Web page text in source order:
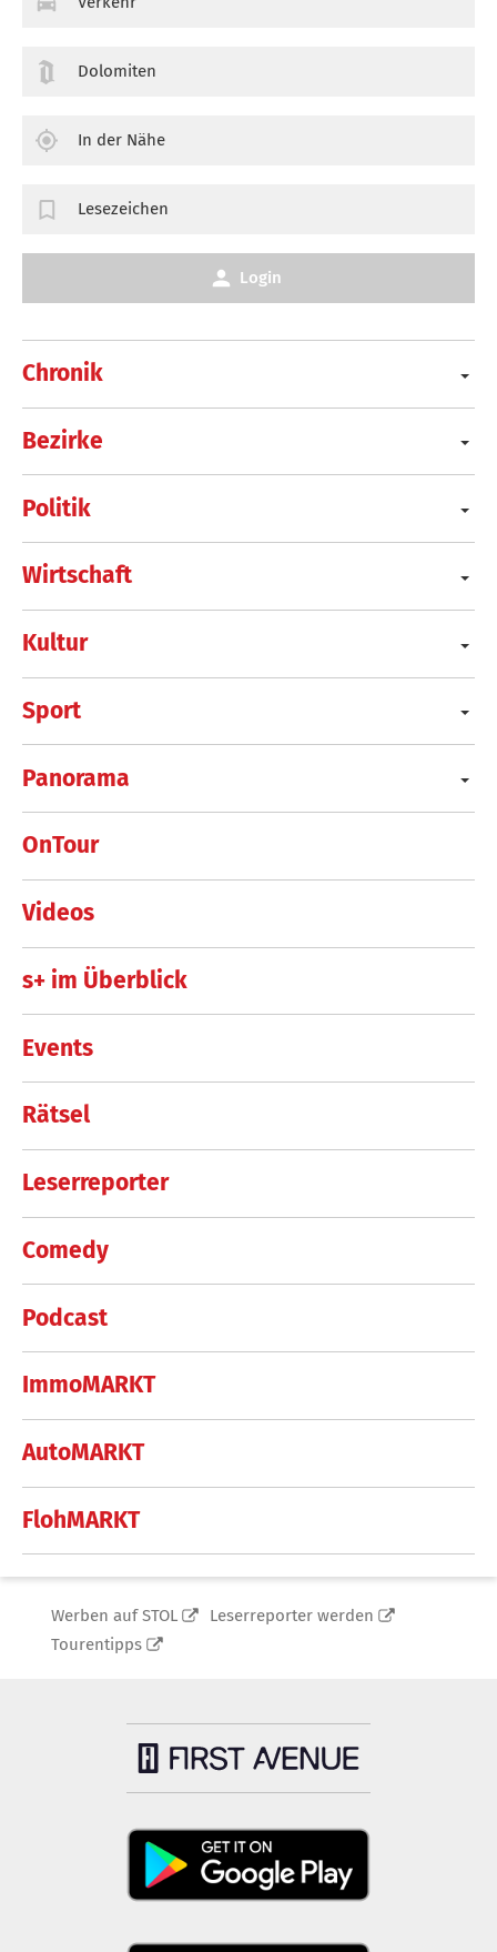
Chronik
Bezirke
Politik
Wirtschaft
Kultur
Sport
Panorama
OnTour
Videos
s+ im Überblick
Events
Rätsel
Leserreporter
Comedy
Podcast
ImmoMARKT
AutoMARKT
FlohMARKT
Dolomiten
In der Nähe
Lesezeichen
Login
Werben auf STOL
Leserreporter werden
Tourentipps